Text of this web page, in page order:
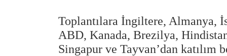
Toplantılara İngiltere, Almanya,
ABD, Kanada, Brezilya,
Singapur ve Tayvan’dan katılım